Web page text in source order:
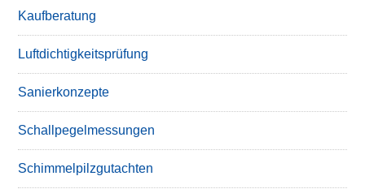
Kaufberatung
Luftdichtigkeitsprüfung
Sanierkonzepte
Schallpegelmessungen
Schimmelpilzgutachten